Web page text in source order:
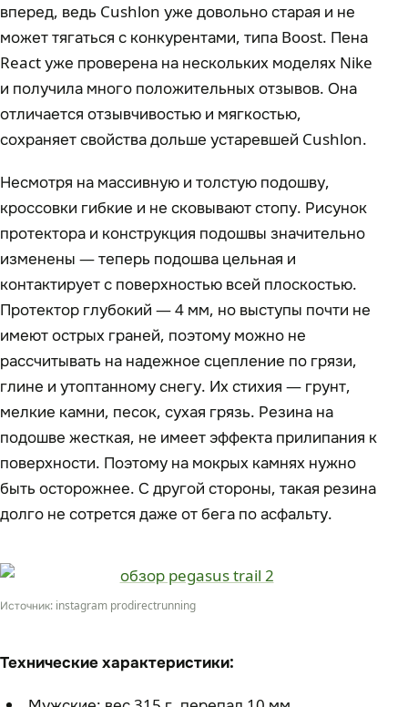
вперед, ведь Cushlon уже довольно старая и не
может тягаться с конкурентами, типа Boost. Пена
React уже проверена на нескольких моделях Nike
и получила много положительных отзывов. Она
отличается отзывчивостью и мягкостью,
сохраняет свойства дольше устаревшей Cushlon.
Несмотря на массивную и толстую подошву,
кроссовки гибкие и не сковывают стопу. Рисунок
протектора и конструкция подошвы значительно
изменены — теперь подошва цельная и
контактирует с поверхностью всей плоскостью.
Протектор глубокий — 4 мм, но выступы почти не
имеют острых граней, поэтому можно не
рассчитывать на надежное сцепление по грязи,
глине и утоптанному снегу. Их стихия — грунт,
мелкие камни, песок, сухая грязь. Резина на
подошве жесткая, не имеет эффекта прилипания к
поверхности. Поэтому на мокрых камнях нужно
быть осторожнее. С другой стороны, такая резина
долго не сотрется даже от бега по асфальту.
Источник: instagram prodirectrunning
Технические характеристики: